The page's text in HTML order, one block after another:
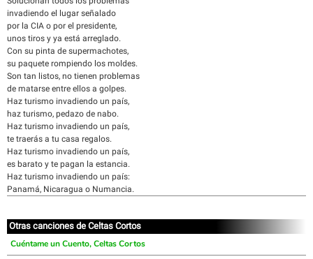
invadiendo el lugar señalado
por la CIA o por el presidente,
unos tiros y ya está arreglado.
Con su pinta de supermachotes,
su paquete rompiendo los moldes.
Son tan listos, no tienen problemas
de matarse entre ellos a golpes.
Haz turismo invadiendo un país,
haz turismo, pedazo de nabo.
Haz turismo invadiendo un país,
te traerás a tu casa regalos.
Haz turismo invadiendo un país,
es barato y te pagan la estancia.
Haz turismo invadiendo un país:
Panamá, Nicaragua o Numancia.
Otras canciones de Celtas Cortos
Cuéntame un Cuento, Celtas Cortos